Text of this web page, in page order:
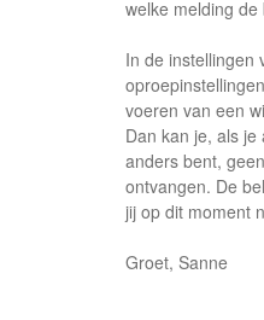
welke melding
In de instellingen
voeren van een
Dan kan je, als
anders bent,
ontvangen. De
jij op dit moment
Groet, Sanne